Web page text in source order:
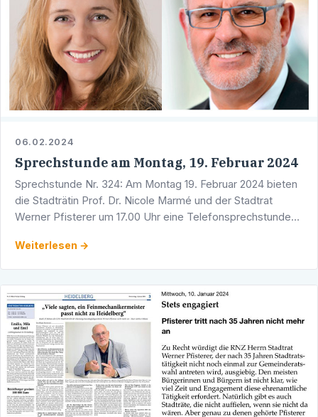
06.02.2024
Sprechstunde am Montag, 19. Februar 2024
Sprechstunde Nr. 324: Am Montag 19. Februar 2024 bieten
die Stadträtin Prof. Dr. Nicole Marmé und der Stadtrat
Werner Pfisterer um 17.00 Uhr eine Telefonsprechstunde
Weiterlesen →